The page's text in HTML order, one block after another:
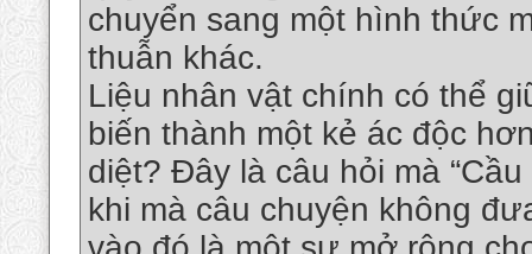
chuyển sang một hình thức
thuẫn khác.
Liệu nhân vật chính có thể
biến thành một kẻ ác độc
diệt? Đây là câu hỏi mà
khi mà câu chuyện không